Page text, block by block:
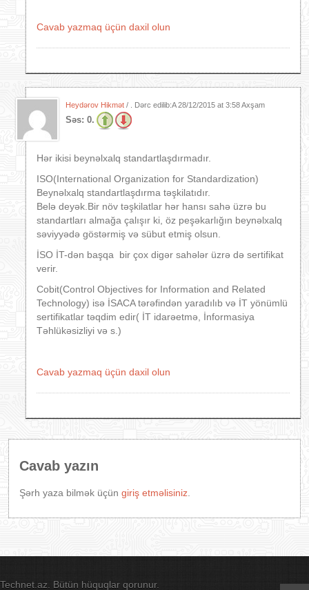
Cavab yazmaq üçün daxil olun
Heydərov Hikmət / . Dərc edilib:A28/12/2015 at 3:58 Axşam
Səs: 0.
Hər ikisi beynəlxalq standartlaşdırmadır.
ISO(International Organization for Standardization)
Beynəlxalq standartlaşdırma təşkilatıdır.
Belə deyək.Bir növ təşkilatlar hər hansı sahə üzrə bu
standartları almağa çalışır ki, öz peşəkarlığın beynəlxalq
səviyyədə göstərmiş və sübut etmiş olsun.
İSO İT-dən başqa bir çox digər sahələr üzrə də sertifikat
verir.
Cobit(Control Objectives for Information and Related
Technology) isə İSACA tərəfindən yaradılıb və İT yönümlü
sertifikatlar təqdim edir( İT idarəetmə, İnformasiya
Təhlükəsizliyi və s.)
Cavab yazmaq üçün daxil olun
Cavab yazın
Şərh yaza bilmək üçün giriş etməlisiniz
Technet.az. Bütün hüquqlar qorunur.